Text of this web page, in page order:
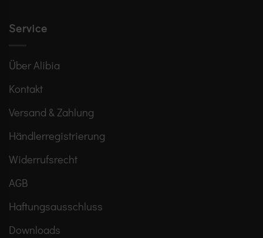
Service
Über Alibia
Kontakt
Versand & Zahlung
Händlerregistrierung
Widerrufsrecht
AGB
Haftungsausschluss
Downloads